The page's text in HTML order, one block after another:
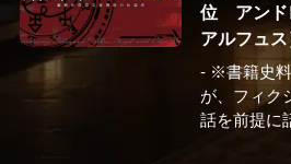
位 アンド
アルフュス
- ※書籍史
が、フィク
話を前提に